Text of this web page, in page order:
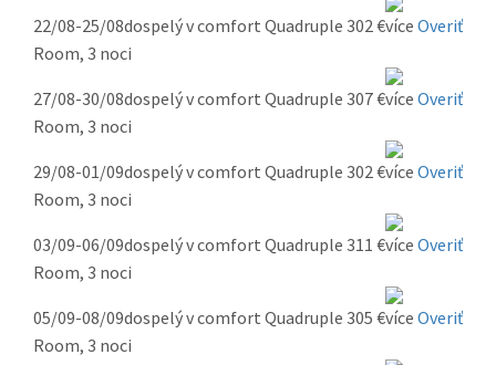
22/08-25/08dospelý v comfort Quadruple
Room, 3 noci
302 € Overiť
27/08-30/08dospelý v comfort Quadruple
Room, 3 noci
307 € Overiť
29/08-01/09dospelý v comfort Quadruple
Room, 3 noci
302 € Overiť
03/09-06/09dospelý v comfort Quadruple
Room, 3 noci
311 € Overiť
05/09-08/09dospelý v comfort Quadruple
Room, 3 noci
305 € Overiť